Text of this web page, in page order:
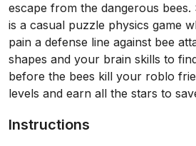
escape from the dangerous
is a casual puzzle physics game
pain a defense line against bee
shapes and your brain skills to
before the bees kill your roblo
levels and earn all the stars to
Instructions